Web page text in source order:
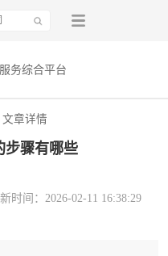
务综合平台
文章详情
步骤有哪些
时间：2026-02-11 16:38:29